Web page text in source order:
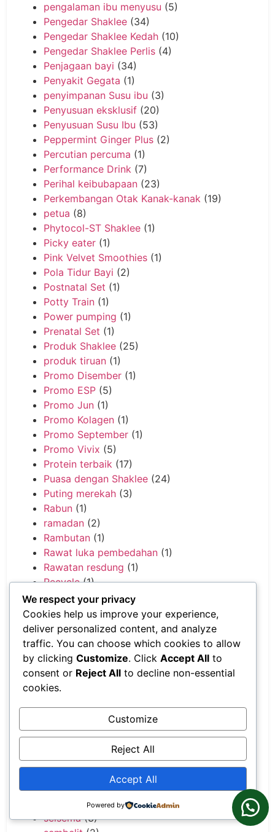
pengalaman ibu menyusu (5)
Pengedar Shaklee (34)
Pengedar Shaklee Kedah (10)
Pengedar Shaklee Perlis (4)
Penjagaan bayi (34)
Penyakit Gegata (1)
penyimpanan Susu ibu (3)
Penyusuan eksklusif (20)
Penyusuan Susu Ibu (53)
Peppermint Ginger Plus (2)
Percutian percuma (1)
Performance Drink (7)
Perihal keibubapaan (23)
Perkembangan Otak Kanak-kanak (19)
petua (8)
Phytocol-ST Shaklee (1)
Picky eater (1)
Pink Velvet Smoothies (1)
Pola Tidur Bayi (2)
Postnatal Set (1)
Potty Train (1)
Power pumping (1)
Prenatal Set (1)
Produk Shaklee (25)
produk tiruan (1)
Promo Disember (1)
Promo ESP (5)
Promo Jun (1)
Promo Kolagen (1)
Promo September (1)
Promo Vivix (5)
Protein terbaik (17)
Puasa dengan Shaklee (24)
Puting merekah (3)
Rabun (1)
ramadan (2)
Rambutan (1)
Rawat luka pembedahan (1)
Rawatan resdung (1)
Recycle(1)
Resdung(1)
resepi berpantang(2)
Resepi ESP(5)
Resepi Ibu Hamil(2)
Resepi Kejayaan dan Kekayaan(1)
Resepi Makanan Bayi(4)
ResV
sakit belakang(1)
(2)
Sakit sendi(3)
Sejarah Shaklee(1)
Selera makan(1)
selsema(3)
We respect your privacy
Cookies help us improve your experience,
deliver personalized content, and analyze
traffic. You can choose which cookies to allow
by clicking Customize. Click Accept All to
consent or Reject All to decline non-essential
cookies.
Customize
Reject All
Accept All
Powered by